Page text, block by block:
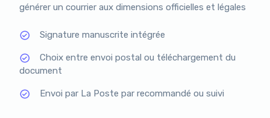
générer un courrier aux dimensions officielles et légales
Signature manuscrite intégrée
Choix entre envoi postal ou téléchargement du
document
Envoi par La Poste par recommandé ou suivi